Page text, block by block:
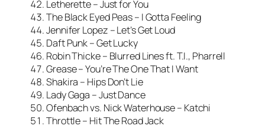
Letherette – Just for You
The Black Eyed Peas – I Gotta Feeling
Jennifer Lopez – Let’s Get Loud
Daft Punk – Get Lucky
Robin Thicke – Blurred Lines ft. T.I., Pharrell
Grease – You’re The One That I Want
Shakira – Hips Don’t Lie
Lady Gaga – Just Dance
Ofenbach vs. Nick Waterhouse – Katchi
Throttle – Hit The Road Jack